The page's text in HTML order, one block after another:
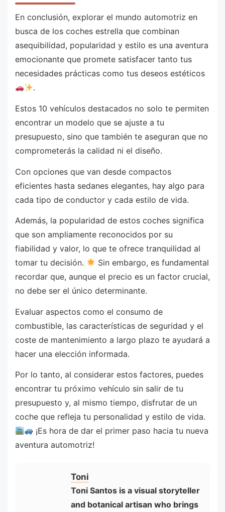
En conclusión, explorar el mundo automotriz en
busca de los coches estrella que combinan
asequibilidad, popularidad y estilo es una aventura
emocionante que promete satisfacer tanto tus
necesidades prácticas como tus deseos estéticos
.
Estos 10 vehículos destacados no solo te permiten
encontrar un modelo que se ajuste a tu
presupuesto, sino que también te aseguran que no
comprometerás la calidad ni el diseño.
Con opciones que van desde compactos
eficientes hasta sedanes elegantes, hay algo para
cada tipo de conductor y cada estilo de vida.
Además, la popularidad de estos coches significa
que son ampliamente reconocidos por su
fiabilidad y valor, lo que te ofrece tranquilidad al
tomar tu decisión.
Sin embargo, es fundamental
recordar que, aunque el precio es un factor crucial,
no debe ser el único determinante.
Evaluar aspectos como el consumo de
combustible, las características de seguridad y el
coste de mantenimiento a largo plazo te ayudará a
hacer una elección informada.
Por lo tanto, al considerar estos factores, puedes
encontrar tu próximo vehículo sin salir de tu
presupuesto y, al mismo tiempo, disfrutar de un
coche que refleja tu personalidad y estilo de vida.
¡Es hora de dar el primer paso hacia tu nueva
aventura automotriz!
Toni
Toni Santos is a visual storyteller
and botanical artisan who brings